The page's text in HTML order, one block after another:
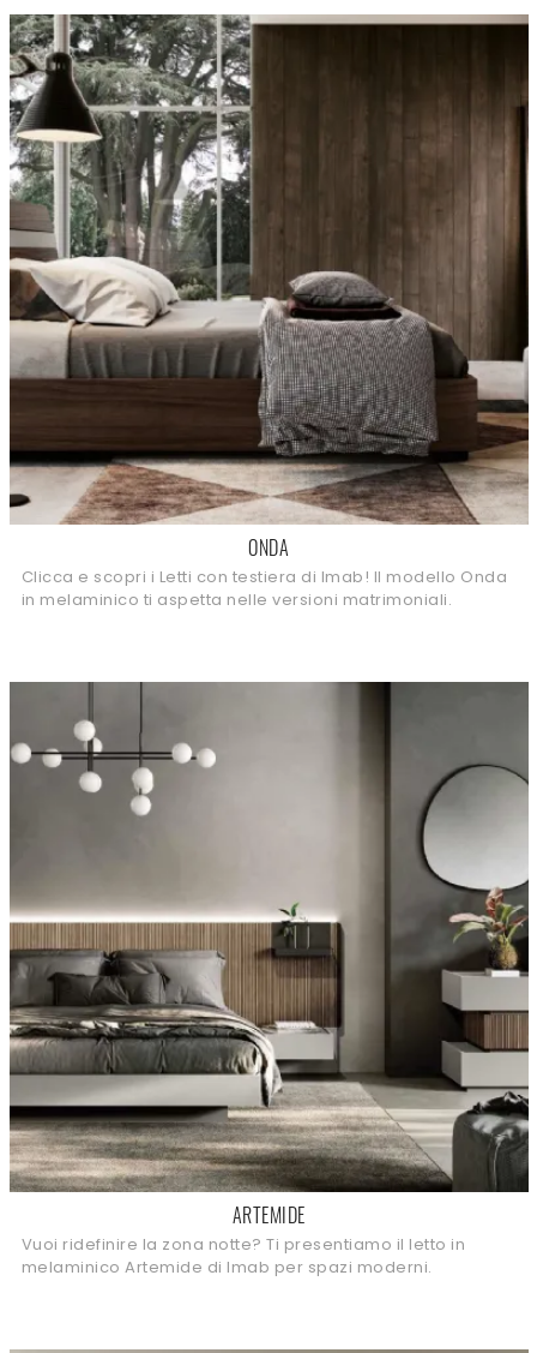
ONDA
Clicca e scopri i Letti con testiera di Imab! Il modello Onda
in melaminico ti aspetta nelle versioni matrimoniali.
ARTEMIDE
Vuoi ridefinire la zona notte? Ti presentiamo il letto in
melaminico Artemide di Imab per spazi moderni.